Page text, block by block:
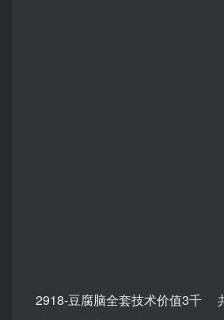
2918-豆腐脑全套技术价值3千